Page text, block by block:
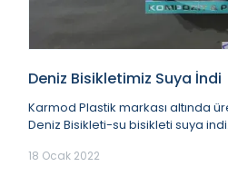
Deniz Bisikletimiz Suya İndi
Karmod Plastik markası altında
Deniz Bisikleti-su bisikleti suya
18 Ocak 2022